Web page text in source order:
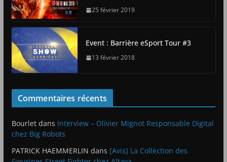
25 février 2019
Event : Barrière eSport Tour #3
13 février 2018
Commentaires récents
Bourletdans Interview – Olivier Mignot Responsable Digital
chez Big Robots
PATRICK HAEMMERLIN dans [Avis] La Collection des